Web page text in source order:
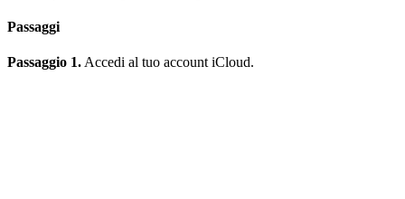
Passaggi
Passaggio 1. Accedi al tuo account iCloud.